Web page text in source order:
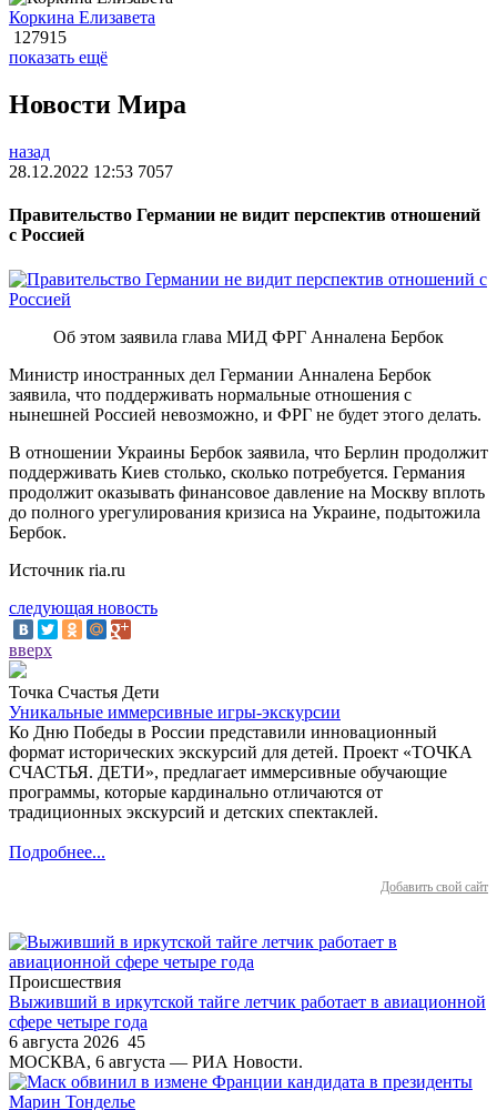
Коркина Елизавета
127915
показать ещё
Новости Мира
назад
28.12.2022 12:53 7057
Правительство Германии не видит перспектив отношений
с Россией
Об этом заявила глава МИД ФРГ Анналена Бербок
Министр иностранных дел Германии Анналена Бербок
заявила, что поддерживать нормальные отношения с
нынешней Россией невозможно, и ФРГ не будет этого делать.
В отношении Украины Бербок заявила, что Берлин продолжит
поддерживать Киев столько, сколько потребуется. Германия
продолжит оказывать финансовое давление на Москву вплоть
до полного урегулирования кризиса на Украине, подытожила
Бербок.
Источник ria.ru
следующая новость
вверх
Точка Счастья Дети
Уникальные иммерсивные игры-экскурсии
Ко Дню Победы в России представили инновационный
формат исторических экскурсий для детей. Проект «ТОЧКА
СЧАСТЬЯ. ДЕТИ», предлагает иммерсивные обучающие
программы, которые кардинально отличаются от
традиционных экскурсий и детских спектаклей.
Подробнее...
Добавить свой сайт
Происшествия
Выживший в иркутской тайге летчик работает в авиационной
сфере четыре года
6 августа 2026 45
МОСКВА, 6 августа — РИА Новости.